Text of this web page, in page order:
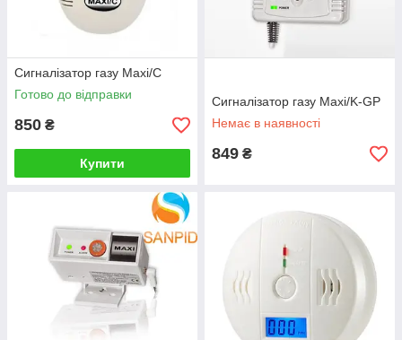
Сигналізатор газу Maxi/C
Готово до відправки
850 ₴
Купити
Сигналізатор газу Maxi/K-GP
Немає в наявності
849 ₴